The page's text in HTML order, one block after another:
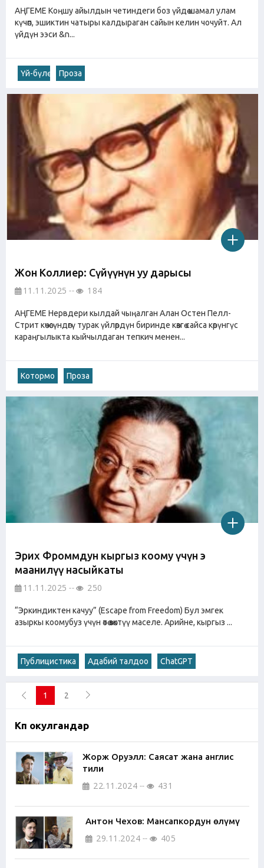
АҢГЕМЕ Коңшу айылдын четиндеги боз үйдө шамал улам
күчөп, эшиктин чатыры калдыраган сайын келин чочуйт. Ал
үйдүн ээси &n...
Үй-бүлө Проза
Жон Коллиер: Cүйүүнүн уу дарысы
11.11.2025 184
АҢГЕМЕ Нервдери кылдай чыңалган Алан Остен Пелл-
Стрит көчөсүндөгү турак үйлөрдүн биринде көзгө сайса көрүнгүс
караңгылыкта кыйчылдаган тепкич менен...
Котормо Проза
Эрих Фроммдун кыргыз коому үчүн эң
маанилүү насыйкаты
11.11.2025 250
“Эркиндиктен качуу” (Escape from Freedom) Бул эмгек
азыркы коомубуз үчүн өтө өзөктүү маселе. Арийне, кыргыз ...
Публицистика Адабий талдоо ChatGPT
1 2
Көп окулгандар
Жорж Оруэлл: Саясат жана англис
тили
22.11.2024 431
Антон Чехов: Мансапкордун өлүмү
29.11.2024 405